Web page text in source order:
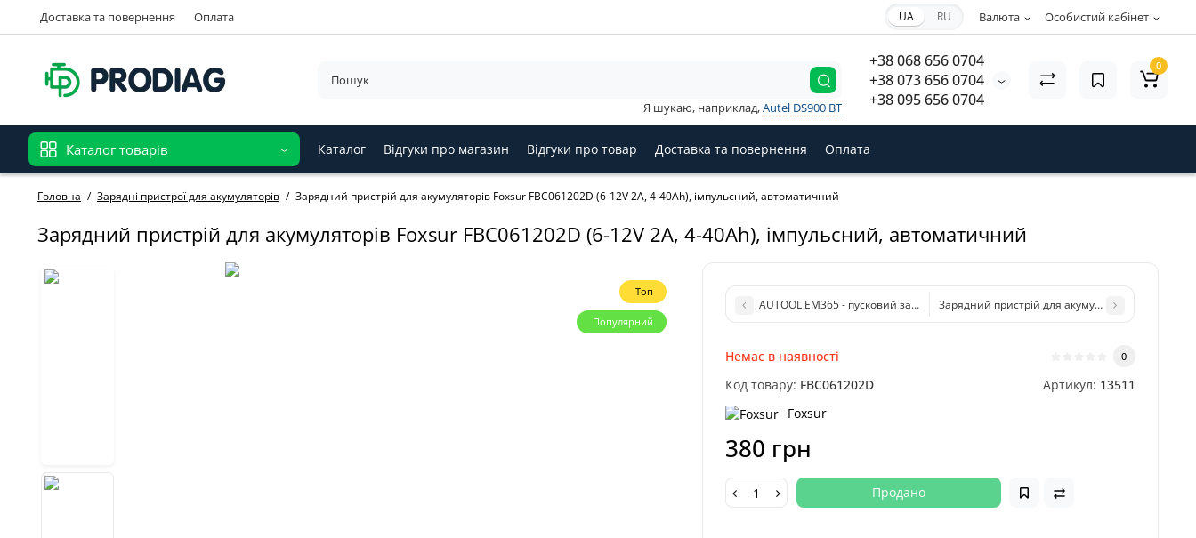
Доставка та повернення Оплата Особистий кабінет
Валюта
UA RU
+38 068 656 0704
+38 073 656 0704
+38 095 656 0704
Я шукаю, наприклад,Autel DS900 BT
0
Каталог товарів Каталог Відгуки про магазин Відгуки про товар Доставка та повернення Оплата
Головна Зарядні пристрої для акумуляторів Зарядний пристрій для акумуляторів Foxsur FBC061202D (6-12V 2A, 4-40Ah), імпульсний, автоматичний
Зарядний пристрій для акумуляторів Foxsur FBC061202D (6-12V 2A, 4-40Ah), імпульсний, автоматичний
Топ
Популярний
AUTOOL EM365 - пусковий зарядний пристрійЗарядний пристрій для акумуляторів Foxsur
Немає в наявності 0
Код товару: FBC061202D Артикул: 13511
Foxsur
380 грн
Продано